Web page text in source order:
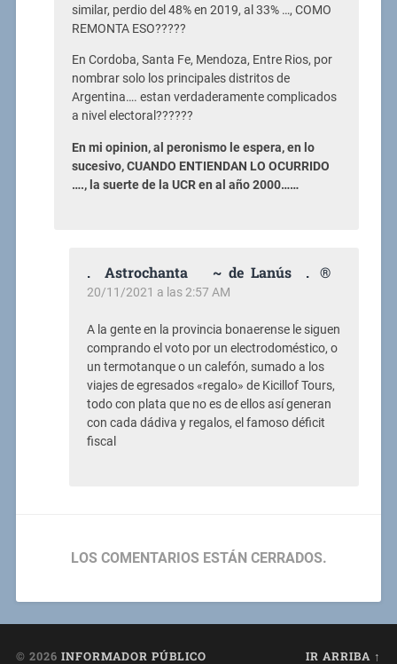
similar, perdio del 48% en 2019, al 33% …, COMO
REMONTA ESO?????
En Cordoba, Santa Fe, Mendoza, Entre Rios, por
nombrar solo los principales distritos de
Argentina…. estan verdaderamente complicados
a nivel electoral??????
En mi opinion, al peronismo le espera, en lo
sucesivo, CUANDO ENTIENDAN LO OCURRIDO
…., la suerte de la UCR en al año 2000……
. Astrochanta ~ de Lanús . ®
20/11/2021 a las 2:57 AM
A la gente en la provincia bonaerense le siguen
comprando el voto por un electrodoméstico, o
un termotanque o un calefón, sumado a los
viajes de egresados «regalo» de Kicillof Tours,
todo con plata que no es de ellos así generan
con cada dádiva y regalos, el famoso déficit
fiscal
LOS COMENTARIOS ESTÁN CERRADOS.
© 2026 INFORMADOR PÚBLICO IR ARRIBA ↑